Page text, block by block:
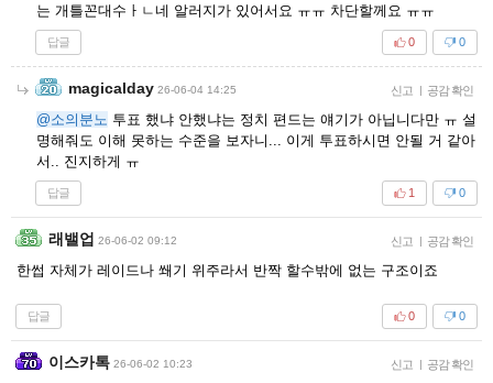
는 개틀꼰대수ㅏㄴ네 알러지가 있어서요 ㅠㅠ 차단할께요 ㅠㅠ
답글 0
0
magicalday 26-06-04 14:25 신고 | 공감 확인
@소의분노 투표 했냐 안했냐는 정치 편드는 얘기가 아닙니다만 ㅠ 설
명해줘도 이해 못하는 수준을 보자니... 이게 투표하시면 안될 거 같아
서.. 진지하게 ㅠ
답글 0
1
래밸업 26-06-02 09:12 신고 | 공감 확인
한썹 자체가 레이드나 쐐기 위주라서 반짝 할수밖에 없는 구조이죠
답글 0
0
이스카톡 26-06-02 10:23 신고 | 공감 확인